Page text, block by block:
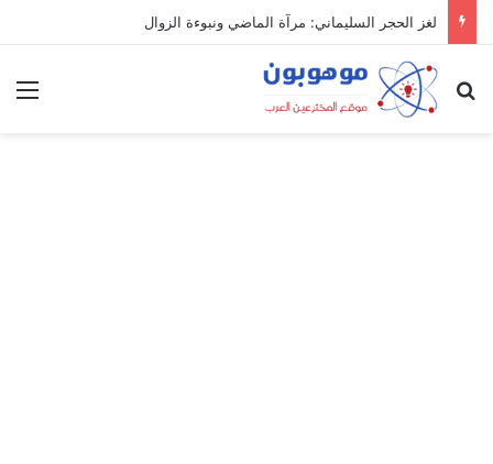
لغز الحجر السليماني: مرآة الماضي ونبوءة الزوال
بحث عن